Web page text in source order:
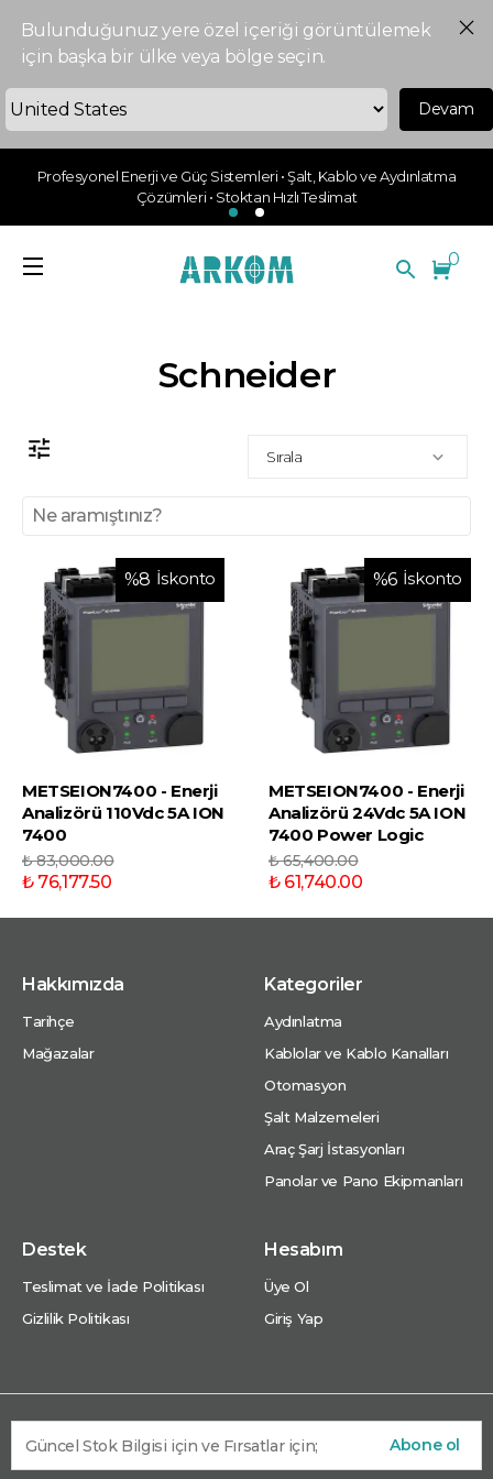
Bulunduğunuz yere özel içeriği görüntülemek
için başka bir ülke veya bölge seçin.
Devam
Profesyonel Enerji ve Güç Sistemleri • Şalt, Kablo ve Aydınlatma
Çözümleri • Stoktan Hızlı Teslimat
0
Schneider
Sırala
%8 İskonto
METSEION7400 - Enerji
Analizörü 110Vdc 5A ION
7400
₺ 83,000.00
₺ 76,177.50
%6 İskonto
METSEION7400 - Enerji
Analizörü 24Vdc 5A ION
7400 Power Logic
₺ 65,400.00
₺ 61,740.00
Hakkımızda
Tarihçe
Mağazalar
Kategoriler
Aydınlatma
Kablolar ve Kablo Kanalları
Otomasyon
Şalt Malzemeleri
Araç Şarj İstasyonları
Panolar ve Pano Ekipmanları
Destek
Teslimat ve İade Politikası
Gizlilik Politikası
Hesabım
Üye Ol
Giriş Yap
Abone ol